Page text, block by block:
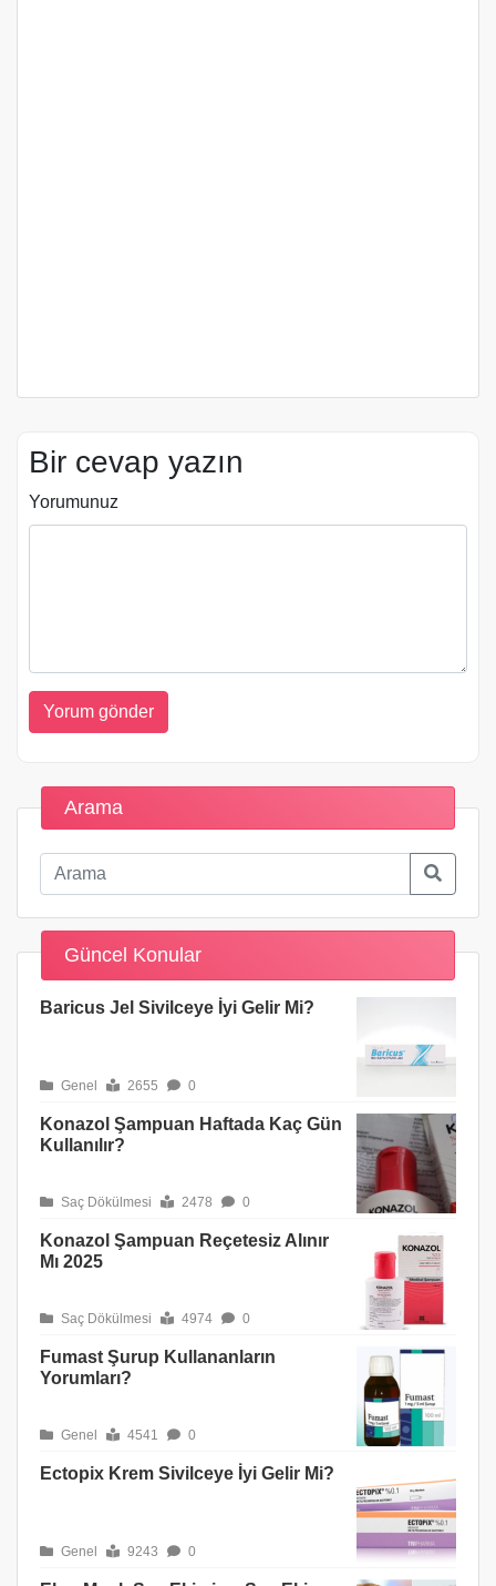
Bir cevap yazın
Yorumunuz
Arama
Güncel Konular
Baricus Jel Sivilceye İyi Gelir Mi?
Genel 2655 0
Konazol Şampuan Haftada Kaç Gün
Kullanılır?
Saç Dökülmesi 2478 0
Konazol Şampuan Reçetesiz Alınır
Mı 2025
Saç Dökülmesi 4974 0
Fumast Şurup Kullananların
Yorumları?
Genel 4541 0
Ectopix Krem Sivilceye İyi Gelir Mi?
Genel 9243 0